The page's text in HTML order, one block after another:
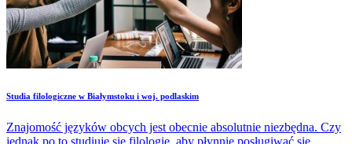
Studia filologiczne w Białymstoku i woj. podlaskim
Znajomość języków obcych jest obecnie absolutnie niezbędna. Czy